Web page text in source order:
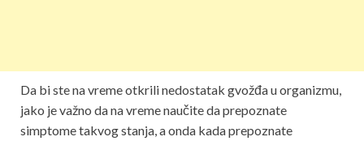
Da bi ste na vreme otkrili nedostatak gvožđa u organizmu,
jako je važno da na vreme naučite da prepoznate
simptome takvog stanja, a onda kada prepoznate